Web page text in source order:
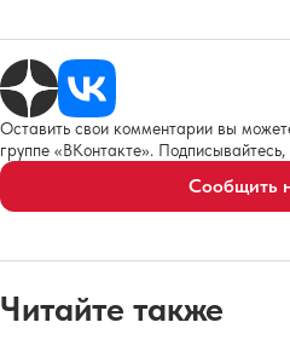
Оставить свои комментарии вы
группе «ВКонтакте».
Сообщить
Читайте также